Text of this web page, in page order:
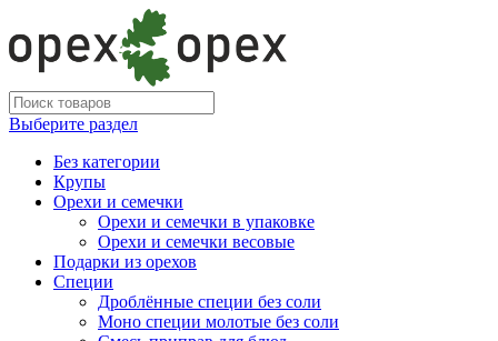
Выберите раздел
Без категории
Крупы
Орехи и семечки
Орехи и семечки в упаковке
Орехи и семечки весовые
Подарки из орехов
Специи
Дроблённые специи без соли
Моно специи молотые без соли